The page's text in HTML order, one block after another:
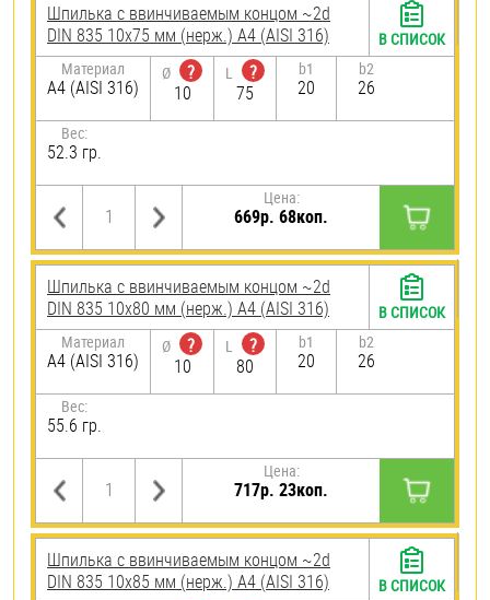
Шпилька c ввинчиваемым концом ~2d
DIN 835 10х75 мм (нерж.) A4 (AISI 316)
Материал
A4 (AISI 316)
Ø
?
10
L
?
75
b1
20
b2
26
Вес:
52.3 гр.
Цена:
669р. 68коп.
В СПИСОК
Шпилька c ввинчиваемым концом ~2d
DIN 835 10х80 мм (нерж.) A4 (AISI 316)
Материал
A4 (AISI 316)
Ø
?
10
L
?
80
b1
20
b2
26
Вес:
55.6 гр.
Цена:
717р. 23коп.
В СПИСОК
Шпилька c ввинчиваемым концом ~2d
DIN 835 10х85 мм (нерж.) A4 (AISI 316)
В СПИСОК